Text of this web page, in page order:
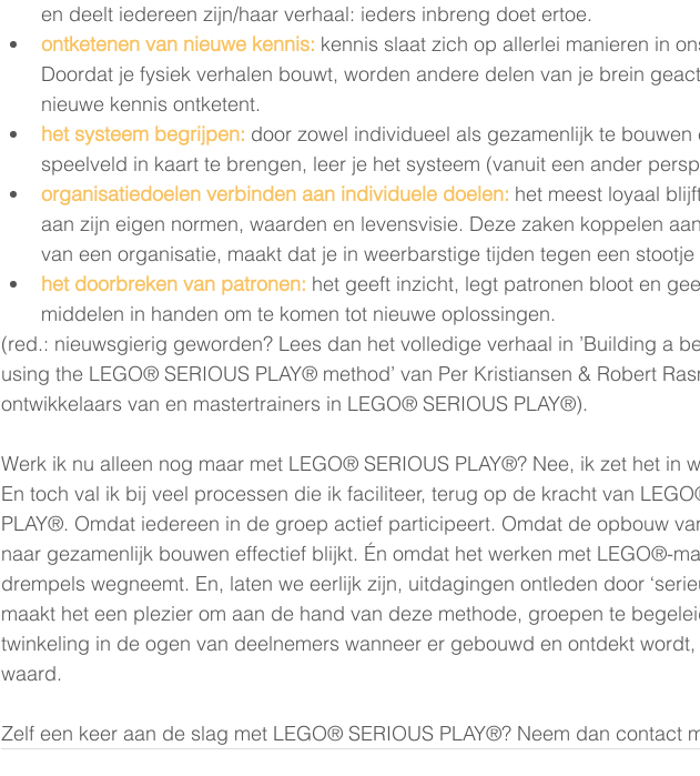
en deelt iedereen zijn/haar verhaal: ieders inbreng doet ertoe.
ontketenen van nieuwe kennis: kennis slaat zich op allerlei manieren in
Doordat je fysiek verhalen bouwt, worden andere delen van je brein
nieuwe kennis ontketent.
het systeem begrijpen: door zowel individueel als gezamenlijk te bouwen
speelveld in kaart te brengen, leer je het systeem (vanuit een ander
organisatiedoelen verbinden aan individuele doelen: het meest loyaal
aan zijn eigen normen, waarden en levensvisie. Deze zaken koppelen
van een organisatie, maakt dat je in weerbarstige tijden tegen een stootje
het doorbreken van patronen: het geeft inzicht, legt patronen bloot en
middelen in handen om te komen tot nieuwe oplossingen.
(red.: nieuwsgierig geworden? Lees dan het volledige verhaal in ’Building a
using the LEGO® SERIOUS PLAY® method’ van Per Kristiansen & Robert
ontwikkelaars van en mastertrainers in LEGO® SERIOUS PLAY®).
Werk ik nu alleen nog maar met LEGO® SERIOUS PLAY®? Nee, ik zet het in
En toch val ik bij veel processen die ik faciliteer, terug op de kracht van
PLAY®. Omdat iedereen in de groep actief participeert. Omdat de opbouw
naar gezamenlijk bouwen effectief blijkt. Én omdat het werken met LEGO®-
drempels wegneemt. En, laten we eerlijk zijn, uitdagingen ontleden door
maakt het een plezier om aan de hand van deze methode, groepen te
twinkeling in de ogen van deelnemers wanneer er gebouwd en ontdekt
waard.
Zelf een keer aan de slag met LEGO® SERIOUS PLAY®? Neem dan contact